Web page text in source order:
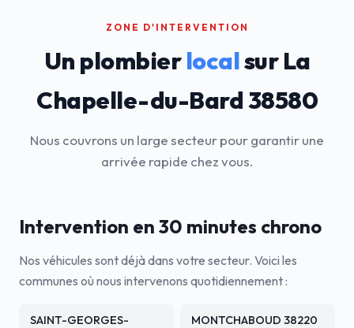
ZONE D'INTERVENTION
Un plombierlocalsur La
Chapelle-du-Bard 38580
Nous couvrons un large secteur pour garantir une
arrivée rapide chez vous.
Intervention en 30 minutes chrono
Nos véhicules sont déjà dans votre secteur. Voici les
communes où nous intervenons quotidiennement :
SAINT-GEORGES-
MONTCHABOUD 38220